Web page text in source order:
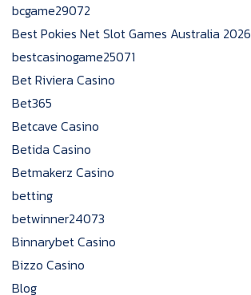
bcgame29072
Best Pokies Net Slot Games Australia 2026
bestcasinogame25071
Bet Riviera Casino
Bet365
Betcave Casino
Betida Casino
Betmakerz Casino
betting
betwinner24073
Binnarybet Casino
Bizzo Casino
Blog